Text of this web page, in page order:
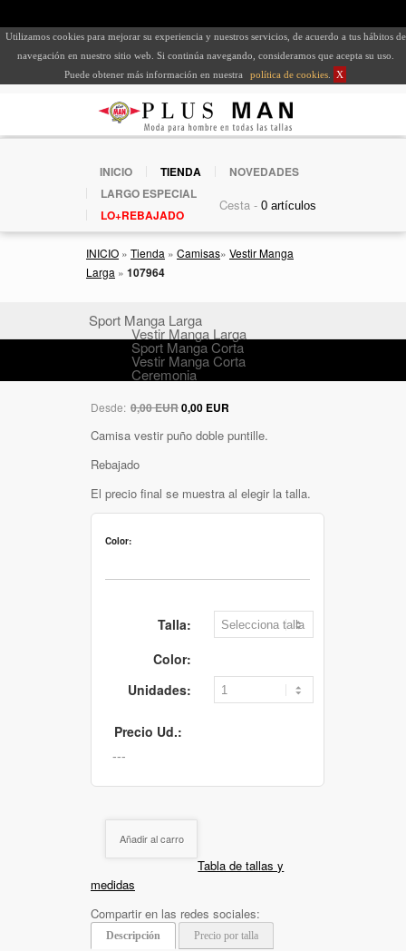
Utilizamos cookies para mejorar su experiencia y nuestros servicios, de acuerdo a tus hábitos de
navegación en nuestro sitio web. Si continúa navegando, consideramos que acepta su uso.
Puede obtener más información en nuestra
política de cookies X
INICIO TIENDA
NOVEDADES
LARGO ESPECIAL
LO+REBAJADO
Cesta -
INICIO » Tienda » Camisas» Vestir Manga
Larga » 107964
Sport Manga Larga
Vestir Manga Larga
Sport Manga Corta
Vestir Manga Corta
Ceremonia
Desde: 0,00 EUR0,00 EUR
Camisa vestir puño doble puntille.
Rebajado
El precio final se muestra al elegir la talla.
Color:
Talla:
Color:
Unidades:
Precio Ud.:
Añadir al carro
Tabla de tallas y
medidas
Compartir en las redes sociales:
Descripción Precio por talla